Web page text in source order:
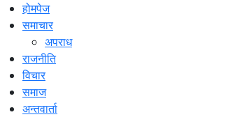
होमपेज
समाचार
अपराध
राजनीति
विचार
समाज
अन्तवार्ता